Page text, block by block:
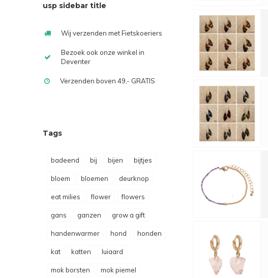
usp sidebar title
Wij verzenden met Fietskoeriers
Bezoek ook onze winkel in
Deventer
Verzenden boven 49,- GRATIS
Tags
badeend bij bijen bijtjes
bloem bloemen deurknop
eat milies flower flowers
gans ganzen grow a gift
handenwarmer hond honden
kat katten luiaard
mok borsten mok piemel